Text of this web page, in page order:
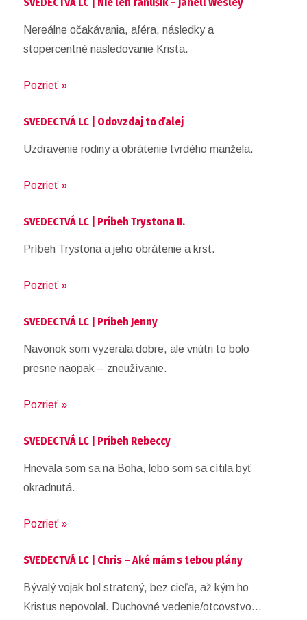
Nereálne očakávania, aféra, následky a
stopercentné nasledovanie Krista.
Pozrieť »
SVEDECTVÁ LC | Odovzdaj to ďalej
Uzdravenie rodiny a obrátenie tvrdého manžela.
Pozrieť »
SVEDECTVÁ LC | Príbeh Trystona II.
Príbeh Trystona a jeho obrátenie a krst.
Pozrieť »
SVEDECTVÁ LC | Príbeh Jenny
Navonok som vyzerala dobre, ale vnútri to bolo
presne naopak – zneužívanie.
Pozrieť »
SVEDECTVÁ LC | Príbeh Rebeccy
Hnevala som sa na Boha, lebo som sa cítila byť
okradnutá.
Pozrieť »
SVEDECTVÁ LC | Chris – Aké mám s tebou plány
Bývalý vojak bol stratený, bez cieľa, až kým ho
Kristus nepovolal. Duchovné vedenie/otcovstvo…